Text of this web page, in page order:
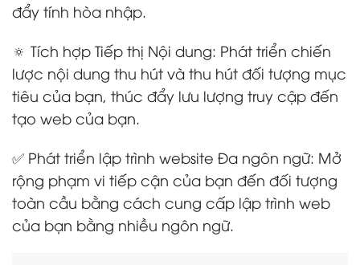
đẩy tính hòa nhập.
🔅 Tích hợp Tiếp thị Nội dung: Phát triển chiến
lược nội dung thu hút và thu hút đối tượng mục
tiêu của bạn, thúc đẩy lưu lượng truy cập đến
tạo web của bạn.
✅ Phát triển lập trình website Đa ngôn ngữ: Mở
rộng phạm vi tiếp cận của bạn đến đối tượng
toàn cầu bằng cách cung cấp lập trình web
của bạn bằng nhiều ngôn ngữ.